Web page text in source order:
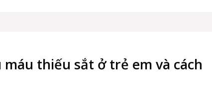
thiếu sắt ở trẻ em và cách